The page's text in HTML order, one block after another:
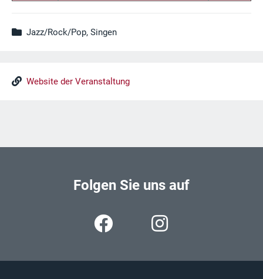
Jazz/Rock/Pop, Singen
Website der Veranstaltung
Folgen Sie uns auf